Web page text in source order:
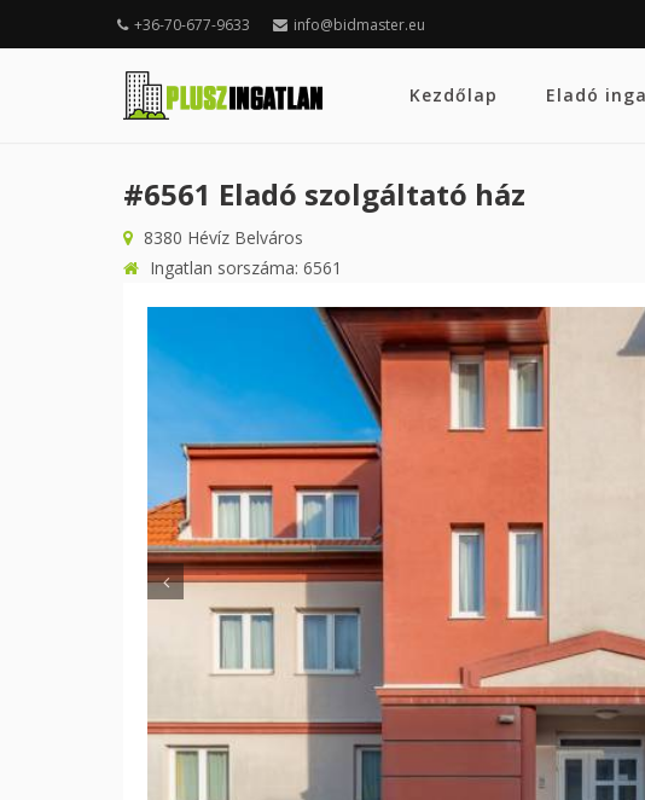
+36-70-677-9633 info@bidmaster.eu
Kezdőlap Eladó
#6561 Eladó szolgáltató ház
8380 Hévíz Belváros
Ingatlan sorszáma: 6561